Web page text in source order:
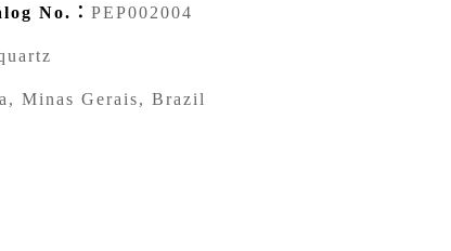
No.： PEP002004
Minas Gerais, Brazil